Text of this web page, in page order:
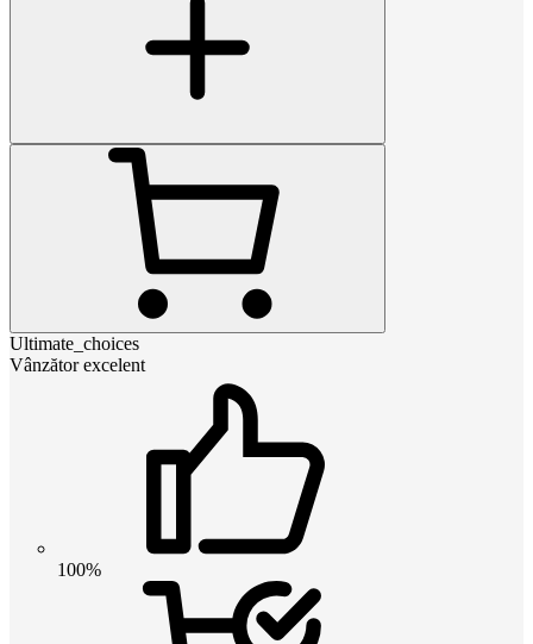
Ultimate_choices
Vânzător excelent
100%